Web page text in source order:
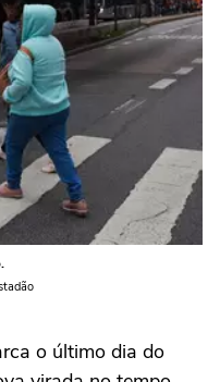
o último dia do